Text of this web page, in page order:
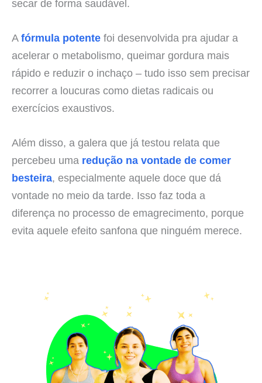
secar de forma saudável.
Afórmula potente foi desenvolvida pra ajudar a
acelerar o metabolismo, queimar gordura mais
rápido e reduzir o inchaço – tudo isso sem precisar
recorrer a loucuras como dietas radicais ou
exercícios exaustivos.
Além disso, a galera que já testou relata que
percebeu uma redução na vontade de comer
besteira, especialmente aquele doce que dá
vontade no meio da tarde. Isso faz toda a
diferença no processo de emagrecimento, porque
evita aquele efeito sanfona que ninguém merece.